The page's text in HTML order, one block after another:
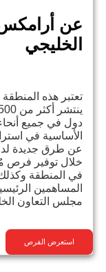
عن
الخليجي
تعتبر هذه
دول في جميع أنحاء
الأساسية في
عن طرق جديدة
خلال توفير فرص
في المنطقة
المساهمين
مجلس التعاون
استعرض الفرص